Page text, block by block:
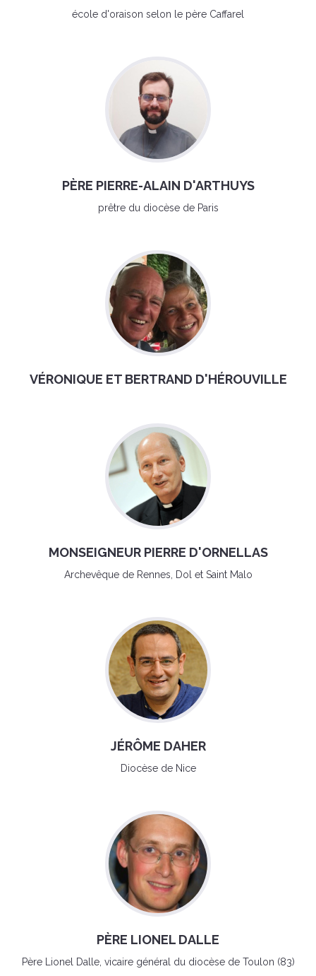
école d'oraison selon le père Caffarel
PÈRE PIERRE-ALAIN D'ARTHUYS
prêtre du diocèse de Paris
VÉRONIQUE ET BERTRAND D'HÉROUVILLE
MONSEIGNEUR PIERRE D'ORNELLAS
Archevêque de Rennes, Dol et Saint Malo
JÉRÔME DAHER
Diocèse de Nice
PÈRE LIONEL DALLE
Père Lionel Dalle, vicaire général du diocèse de Toulon (83)